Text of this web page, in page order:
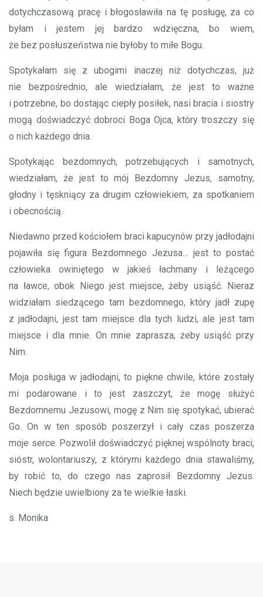
dotychczasową pracę i błogosławiła na tę posługę, za co
byłam i jestem jej bardzo wdzięczna, bo wiem,
że bez posłuszeństwa nie byłoby to miłe Bogu.
Spotykałam się z ubogimi inaczej niż dotychczas, już
nie bezpośrednio, ale wiedziałam, że jest to ważne
i potrzebne, bo dostając ciepły posiłek, nasi bracia i siostry
mogą doświadczyć dobroci Boga Ojca, który troszczy się
o nich każdego dnia.
Spotykając bezdomnych, potrzebujących i samotnych,
wiedziałam, że jest to mój Bezdomny Jezus, samotny,
głodny i tęskniący za drugim człowiekiem, za spotkaniem
i obecnością.
Niedawno przed kościołem braci kapucynów przy jadłodajni
pojawiła się figura Bezdomnego Jezusa… jest to postać
człowieka owiniętego w jakieś łachmany i leżącego
na ławce, obok Niego jest miejsce, żeby usiąść. Nieraz
widziałam siedzącego tam bezdomnego, który jadł zupę
z jadłodajni, jest tam miejsce dla tych ludzi, ale jest tam
miejsce i dla mnie. On mnie zaprasza, żeby usiąść przy
Nim.
Moja posługa w jadłodajni, to piękne chwile, które zostały
mi podarowane i to jest zaszczyt, że mogę służyć
Bezdomnemu Jezusowi, mogę z Nim się spotykać, ubierać
Go. On w ten sposób poszerzył i cały czas poszerza
moje serce. Pozwolił doświadczyć pięknej wspólnoty braci,
sióstr, wolontariuszy, z którymi każdego dnia stawaliśmy,
by robić to, do czego nas zaprosił Bezdomny Jezus.
Niech będzie uwielbiony za te wielkie łaski.
s. Monika